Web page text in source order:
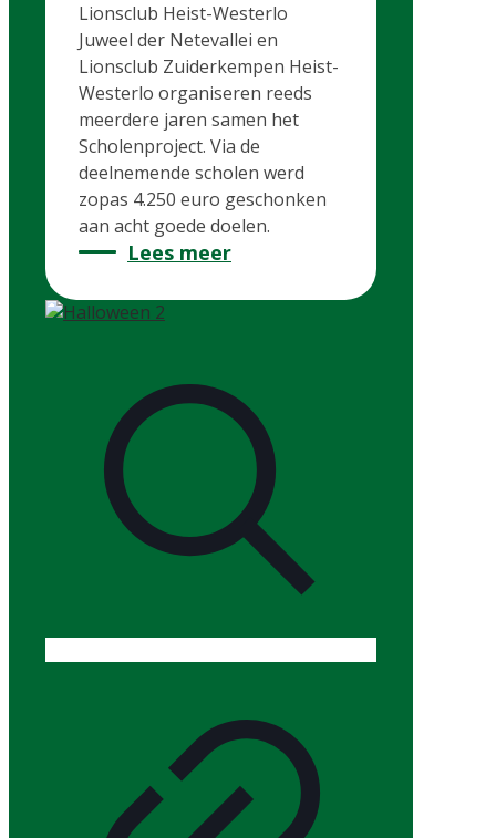
Lionsclub Heist-Westerlo
Juweel der Netevallei en
Lionsclub Zuiderkempen Heist-
Westerlo organiseren reeds
meerdere jaren samen het
Scholenproject. Via de
deelnemende scholen werd
zopas 4.250 euro geschonken
aan acht goede doelen.
Lees meer